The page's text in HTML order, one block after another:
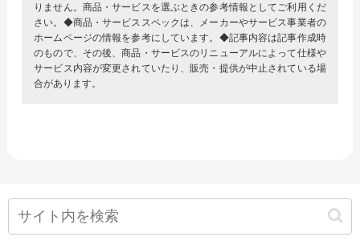
りません。商品・サービスを選ぶときの参考情報としてご利用くだ
さい。◆商品・サービススペックは、メーカーやサービス事業者の
ホームページの情報を参考にしています。◆記事内容は記事作成時
のもので、その後、商品・サービスのリニューアルによって仕様や
サービス内容が変更されていたり、販売・提供が中止されている場
合があります。